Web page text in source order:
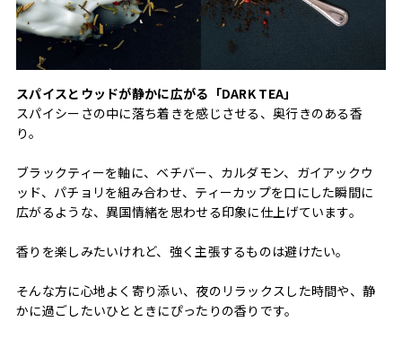
スパイスとウッドが静かに広がる「DARK TEA」
スパイシーさの中に落ち着きを感じさせる、奥行きのある香
り。
ブラックティーを軸に、ベチバー、カルダモン、ガイアックウ
ッド、パチョリを組み合わせ、ティーカップを口にした瞬間に
広がるような、異国情緒を思わせる印象に仕上げています。
香りを楽しみたいけれど、強く主張するものは避けたい。
そんな方に心地よく寄り添い、夜のリラックスした時間や、静
かに過ごしたいひとときにぴったりの香りです。